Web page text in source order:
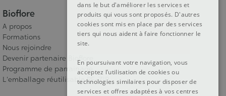
Bioflore
A propos
Formations
Nous rejoindre
Devenir partenaire Bioflore
Programme de parrainage
L'emballage réutilisable RE-ZIP
dans le but d'améliorer les services et
produits qui vous sont proposés. D'autres
cookies sont mis en place par des services
tiers qui nous aident à faire fonctionner le
site.
En poursuivant votre navigation, vous
acceptez l’utilisation de cookies ou
technologies similaires pour disposer de
services et offres adaptées à vos centres